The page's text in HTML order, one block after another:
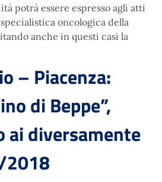
potrà essere espresso agli atti
oncologica della
anche in questi casi la
– Piacenza:
di Beppe”,
ai diversamente